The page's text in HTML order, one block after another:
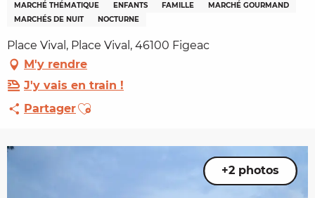
MARCHÉ THÉMATIQUE
ENFANTS FAMILLE
MARCHÉ GOURMAND
MARCHÉS DE NUIT
NOCTURNE
Place Vival, Place Vival, 46100 Figeac
M'y rendre
J'y vais en train !
PartagerAjouter aux favoris
+2 photos